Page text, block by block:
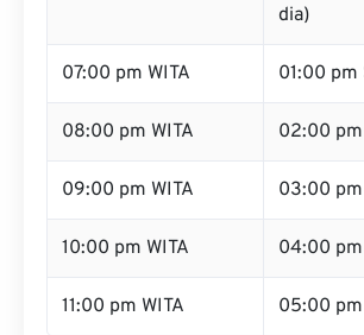
dia)
07:00 pm WITA 01:00 pm
08:00 pm WITA 02:00
09:00 pm WITA 03:00
10:00 pm WITA 04:00
11:00 pm WITA 05:00